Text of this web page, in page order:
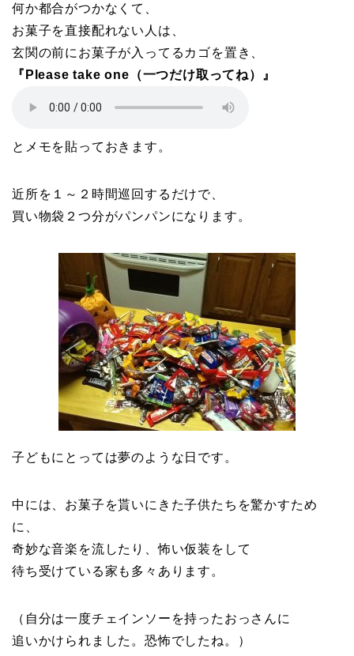
何か都合がつかなくて、
お菓子を直接配れない人は、
玄関の前にお菓子が入ってるカゴを置き、
『Please take one（一つだけ取ってね）』
とメモを貼っておきます。
近所を１～２時間巡回するだけで、
買い物袋２つ分がパンパンになります。
子どもにとっては夢のような日です。
中には、お菓子を貰いにきた子供たちを驚かすため
に、
奇妙な音楽を流したり、怖い仮装をして
待ち受けている家も多々あります。
（自分は一度チェインソーを持ったおっさんに
追いかけられました。恐怖でしたね。）